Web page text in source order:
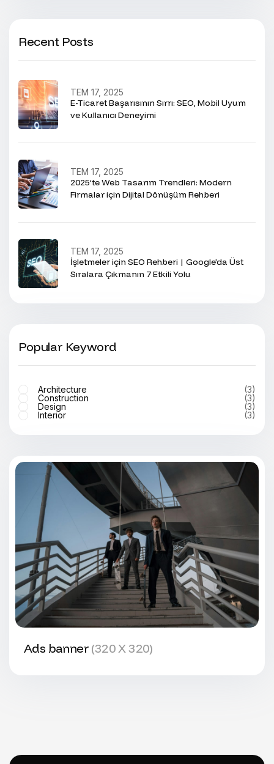
Recent Posts
E-Ticaret Başarısının Sırrı: SEO, Mobil Uyum
ve Kullanıcı Deneyimi
TEM 17, 2025
2025’te Web Tasarım Trendleri: Modern
Firmalar için Dijital Dönüşüm Rehberi
TEM 17, 2025
İşletmeler için SEO Rehberi | Google’da Üst
Sıralara Çıkmanın 7 Etkili Yolu
TEM 17, 2025
Popular Keyword
Architecture
(3)
Construction
(3)
Design
(3)
Interior
(3)
Ads banner (320 X 320)